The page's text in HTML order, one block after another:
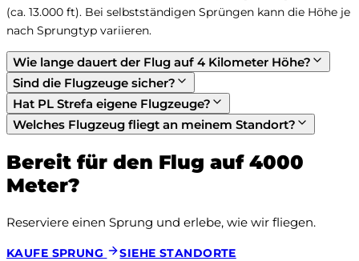
(ca. 13.000 ft). Bei selbstständigen Sprüngen kann die Höhe je
nach Sprungtyp variieren.
Wie lange dauert der Flug auf 4 Kilometer Höhe?
Sind die Flugzeuge sicher?
Hat PL Strefa eigene Flugzeuge?
Welches Flugzeug fliegt an meinem Standort?
Bereit für den Flug auf 4000
Meter?
Reserviere einen Sprung und erlebe, wie wir fliegen.
KAUFE SPRUNG SIEHE STANDORTE